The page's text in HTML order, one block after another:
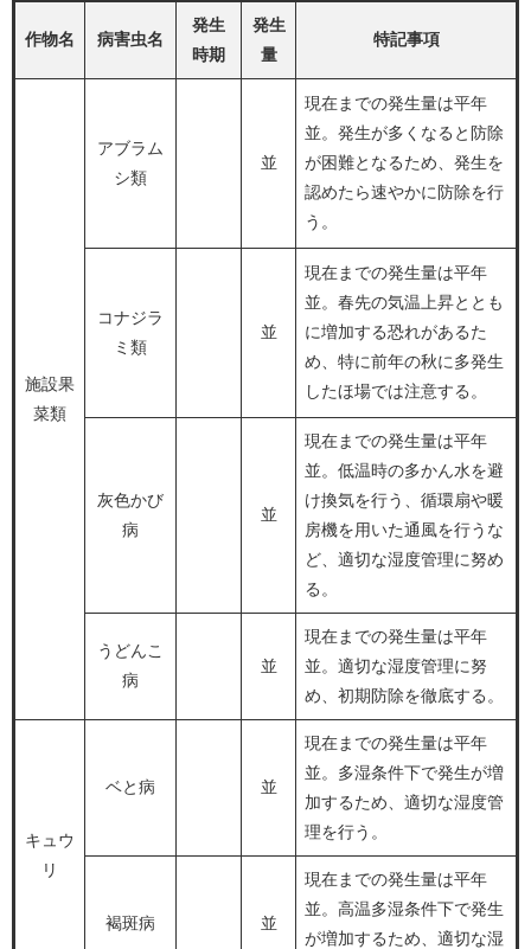
作物名 病害虫名
発生
時期
発生
量
特記事項
施設果
菜類
アブラム
シ類
並
現在までの発生量は平年
並。発生が多くなると防除
が困難となるため、発生を
認めたら速やかに防除を行
う。
コナジラ
ミ類
並
現在までの発生量は平年
並。春先の気温上昇ととも
に増加する恐れがあるた
め、特に前年の秋に多発生
したほ場では注意する。
灰色かび
病
並
現在までの発生量は平年
並。低温時の多かん水を避
け換気を行う、循環扇や暖
房機を用いた通風を行うな
ど、適切な湿度管理に努め
る。
うどんこ
病
並
現在までの発生量は平年
並。適切な湿度管理に努
め、初期防除を徹底する。
キュウ
リ
ベと病 並
現在までの発生量は平年
並。多湿条件下で発生が増
加するため、適切な湿度管
理を行う。
褐斑病 並
現在までの発生量は平年
並。高温多湿条件下で発生
が増加するため、適切な湿